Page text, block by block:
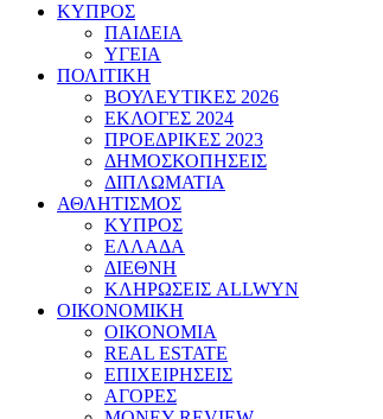
ΚΥΠΡΟΣ
ΠΑΙΔΕΙΑ
ΥΓΕΙΑ
ΠΟΛΙΤΙΚΗ
ΒΟΥΛΕΥΤΙΚΕΣ 2026
ΕΚΛΟΓΕΣ 2024
ΠΡΟΕΔΡΙΚΕΣ 2023
ΔΗΜΟΣΚΟΠΗΣΕΙΣ
ΔΙΠΛΩΜΑΤΙΑ
ΑΘΛΗΤΙΣΜΟΣ
ΚΥΠΡΟΣ
ΕΛΛΑΔΑ
ΔΙΕΘΝΗ
ΚΛΗΡΩΣΕΙΣ ALLWYN
ΟΙΚΟΝΟΜΙΚΗ
ΟΙΚΟΝΟΜΙΑ
REAL ESTATE
ΕΠΙΧΕΙΡΗΣΕΙΣ
ΑΓΟΡΕΣ